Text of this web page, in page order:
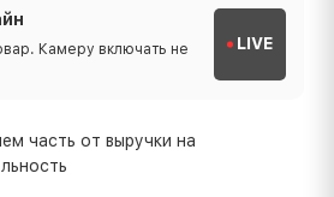
Камеру включать не
LIVE
часть от выручки на